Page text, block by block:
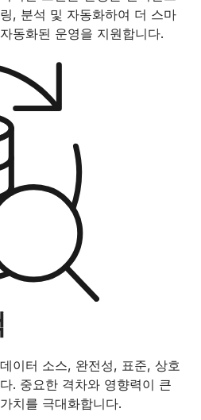
, 분석 및 자동화하여 더 스마
동화된 운영을 지원합니다.
이터 소스, 완전성, 표준, 상호
. 중요한 격차와 영향력이 큰
치를 극대화합니다.